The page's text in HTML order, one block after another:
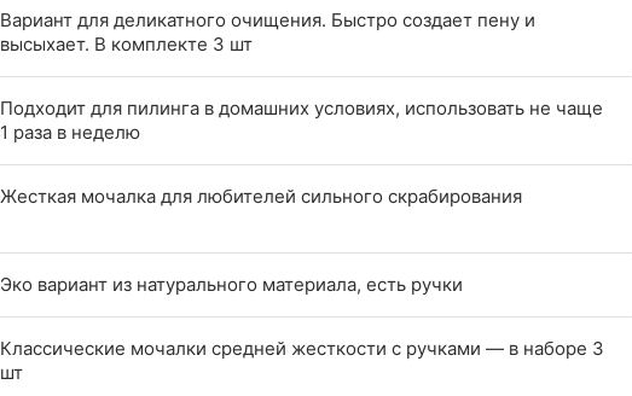
Вариант для деликатного очищения. Быстро создает пену и
высыхает. В комплекте 3 шт
Подходит для пилинга в домашних условиях, использовать не чаще
1 раза в неделю
Жесткая мочалка для любителей сильного скрабирования
Эко вариант из натурального материала, есть ручки
Классические мочалки средней жесткости с ручками — в наборе 3
шт